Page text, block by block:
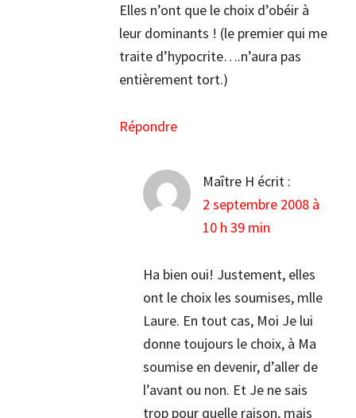
Elles n’ont que le choix d’obéir à
leur dominants ! (le premier qui me
traite d’hypocrite….n’aura pas
entièrement tort.)
Répondre
Maître H écrit :
2 septembre 2008 à
10 h 39 min
Ha bien oui! Justement, elles
ont le choix les soumises, mlle
Laure. En tout cas, Moi Je lui
donne toujours le choix, à Ma
soumise en devenir, d’aller de
l’avant ou non. Et Je ne sais
trop pour quelle raison, mais